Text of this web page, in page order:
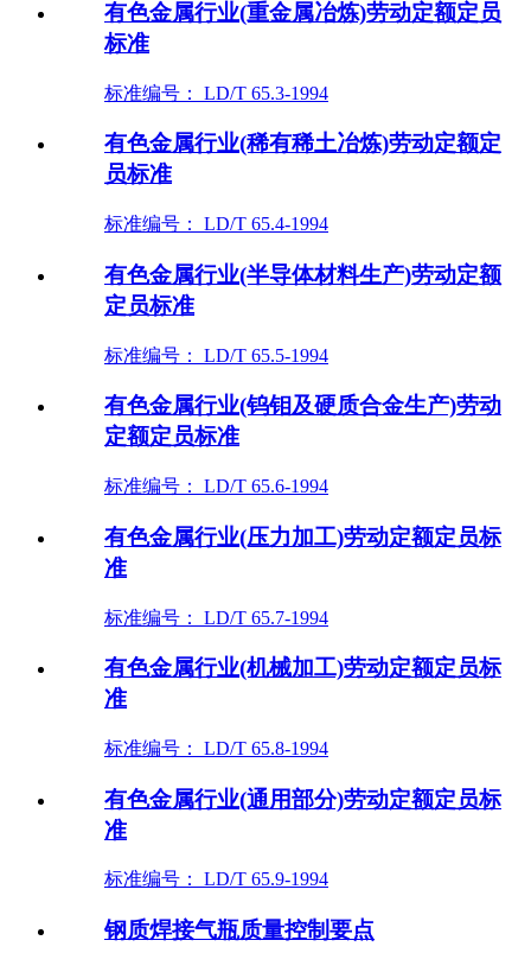
有色金属行业(重金属冶炼)劳动定额定员
标准
标准编号： LD/T 65.3-1994
有色金属行业(稀有稀土冶炼)劳动定额定
员标准
标准编号： LD/T 65.4-1994
有色金属行业(半导体材料生产)劳动定额
定员标准
标准编号： LD/T 65.5-1994
有色金属行业(钨钼及硬质合金生产)劳动
定额定员标准
标准编号： LD/T 65.6-1994
有色金属行业(压力加工)劳动定额定员标
准
标准编号： LD/T 65.7-1994
有色金属行业(机械加工)劳动定额定员标
准
标准编号： LD/T 65.8-1994
有色金属行业(通用部分)劳动定额定员标
准
标准编号： LD/T 65.9-1994
钢质焊接气瓶质量控制要点